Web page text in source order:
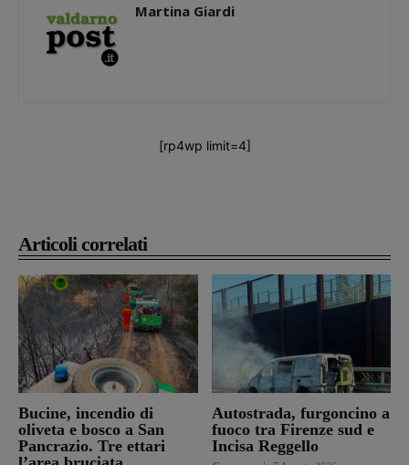
Articoli correlati
Bucine, incendio di
oliveta e bosco a San
Pancrazio. Tre ettari
Autostrada, furgoncino a
fuoco tra Firenze sud e
Incisa Reggello
Martina Giardi
[rp4wp limit=4]